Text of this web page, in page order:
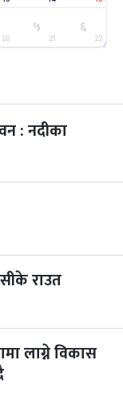
७ महिना बाँकी
७ महिना बाँकी
20
५
21
६
22
: नदीका
राउत
लाग्ने विकास